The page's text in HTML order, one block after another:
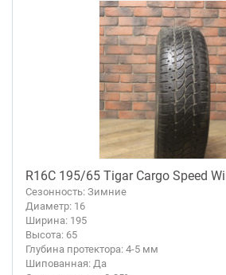
R16C 195/65 Tigar Cargo Speed
Сезонность: Зимние
Диаметр: 16
Ширина: 195
Высота: 65
Глубина протектора: 4-5 мм
Шипованная: Да